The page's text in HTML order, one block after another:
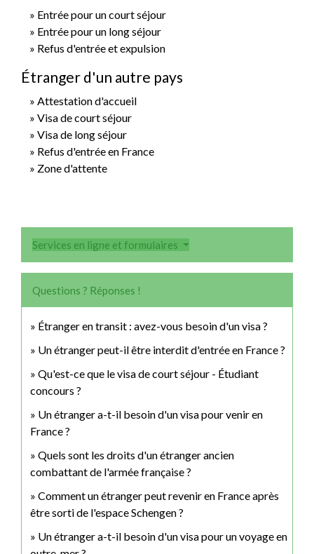
Entrée pour un court séjour
Entrée pour un long séjour
Refus d'entrée et expulsion
Étranger d'un autre pays
Attestation d'accueil
Visa de court séjour
Visa de long séjour
Refus d'entrée en France
Zone d'attente
Services en ligne et formulaires
Questions ? Réponses !
Étranger en transit : avez-vous besoin d'un visa ?
Un étranger peut-il être interdit d'entrée en France ?
Qu'est-ce que le visa de court séjour - Étudiant
concours ?
Un étranger a-t-il besoin d'un visa pour venir en
France ?
Quels sont les droits d'un étranger ancien
combattant de l'armée française ?
Comment un étranger peut revenir en France après
être sorti de l'espace Schengen ?
Un étranger a-t-il besoin d'un visa pour un voyage en